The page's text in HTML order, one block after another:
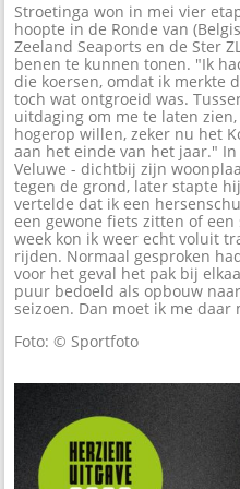
Stroetinga won in mei vier
hoopte in de Ronde van
Zeeland Seaports en de Ster
benen te kunnen tonen. "Ik
die koersen, omdat ik merkte
toch wat ontgroeid was.
uitdaging om me te laten
hogerop willen, zeker nu het
aan het einde van het jaar."
Veluwe - dichtbij zijn
tegen de grond, later stapte
vertelde dat ik een
een gewone fiets zitten of
week kon ik weer echt voluit
rijden. Normaal gesproken
voor het geval het pak bij
puur bedoeld als opbouw
seizoen. Dan moet ik me daar
Foto: © Sportfoto